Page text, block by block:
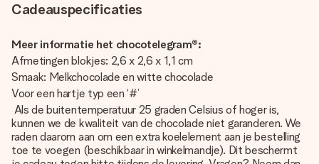
Cadeauspecificaties
Meer informatie het chocotelegram®:
Afmetingen blokjes: 2,6 x 2,6 x 1,1 cm
Smaak: Melkchocolade en witte chocolade
Voor een hartje typ een ‘#’
Als de buitentemperatuur 25 graden Celsius of hoger is,
kunnen we de kwaliteit van de chocolade niet garanderen. We
raden daarom aan om een extra koelelement aan je bestelling
toe te voegen (beschikbaar in winkelmandje). Dit beschermt